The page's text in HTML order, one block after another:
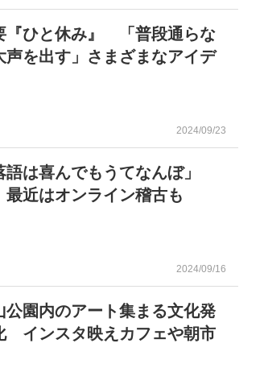
『ひと休み』 「普段通らな
声を出す」さまざまなアイデ
2024/09/23
語は喜んでもうてなんぼ」
近はオンライン稽古も
2024/09/16
園内のアート集まる文化発
インスタ映えカフェや朝市